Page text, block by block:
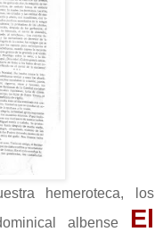
hemeroteca, los
albense
El